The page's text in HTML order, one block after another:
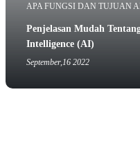
APA FUNGSI DAN TUJUAN
Penjelasan Mudah
Intelligence (AI)
September,16 2022